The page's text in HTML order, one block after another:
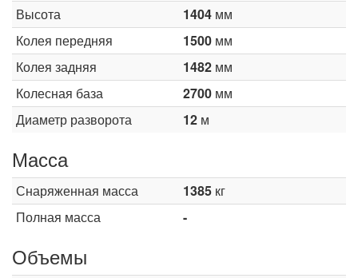
Высота
1404 мм
Колея передняя
1500 мм
Колея задняя
1482 мм
Колесная база
2700 мм
Диаметр разворота
12 м
Масса
Снаряженная масса 1385 кг
Полная масса
-
Объемы